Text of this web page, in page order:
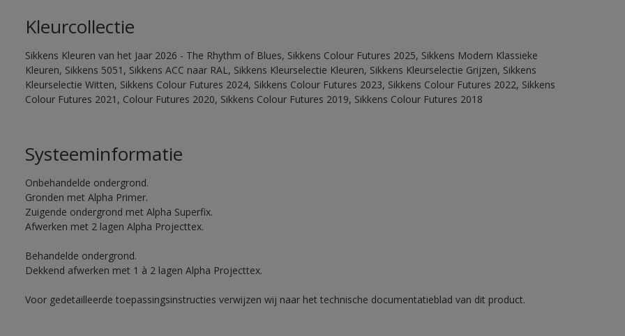
Kleurcollectie
Sikkens Kleuren van het Jaar 2026 - The Rhythm of Blues, Sikkens Colour Futures 2025, Sikkens Modern Klassieke
Kleuren, Sikkens 5051, Sikkens ACC naar RAL, Sikkens Kleurselectie Kleuren, Sikkens Kleurselectie Grijzen, Sikkens
Kleurselectie Witten, Sikkens Colour Futures 2024, Sikkens Colour Futures 2023, Sikkens Colour Futures 2022, Sikkens
Colour Futures 2021, Colour Futures 2020, Sikkens Colour Futures 2019, Sikkens Colour Futures 2018
Systeeminformatie
Onbehandelde ondergrond.
Gronden met Alpha Primer.
Zuigende ondergrond met Alpha Superfix.
Afwerken met 2 lagen Alpha Projecttex.
Behandelde ondergrond.
Dekkend afwerken met 1 à 2 lagen Alpha Projecttex.
Voor gedetailleerde toepassingsinstructies verwijzen wij naar het technische documentatieblad van dit product.